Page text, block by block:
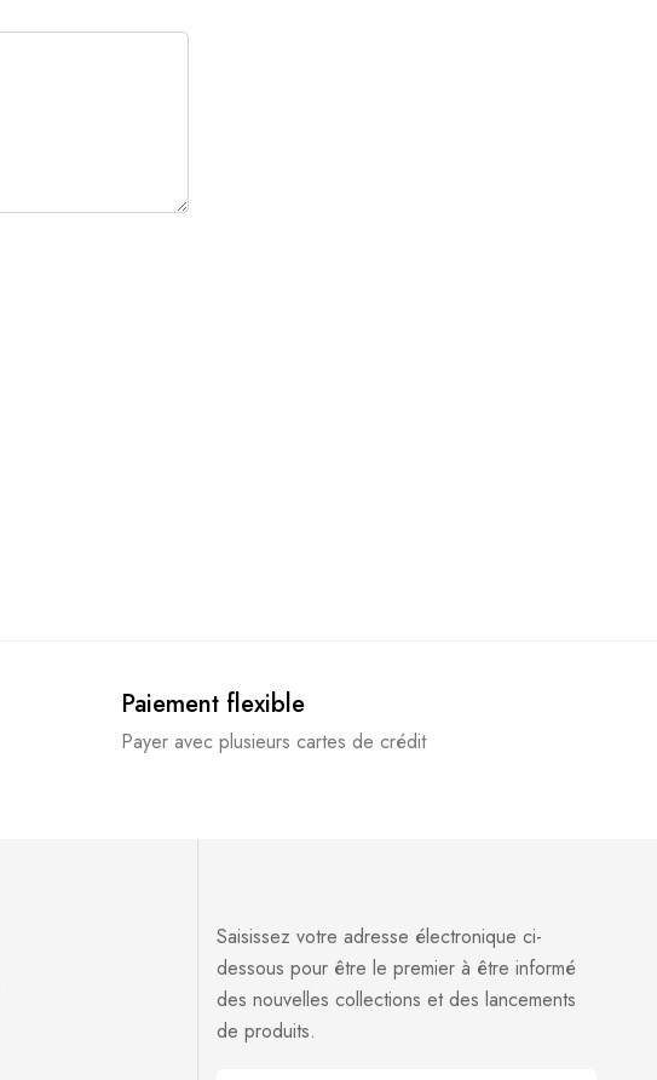
Paiement flexible
Payer avec plusieurs cartes de crédit
Saisissez votre adresse électronique ci-
dessous pour être le premier à être informé
des nouvelles collections et des lancements
de produits.